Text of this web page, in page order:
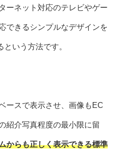
ーネット対応のテレビやゲー
できるシンプルなデザインを
という方法です。
ースで表示させ、画像もEC
紹介写真程度の最小限に留
からも正しく表示できる標準